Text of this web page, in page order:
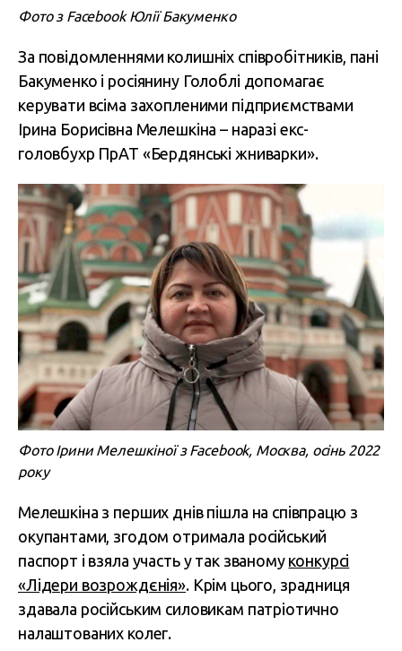
Фото з Facebook Юлії Бакуменко
За повідомленнями колишніх співробітників, пані
Бакуменко і росіянину Голоблі допомагає
керувати всіма захопленими підприємствами
Ірина Борисівна Мелешкіна – наразі екс-
головбухр ПрАТ «Бердянські жниварки».
Фото Ірини Мелешкіної з Facebook, Москва, осінь 2022
року
Мелешкіна з перших днів пішла на співпрацю з
окупантами, згодом отримала російський
паспорт і взяла участь у так званому конкурсі
«Лідери возрождєнія». Крім цього, зрадниця
здавала російським силовикам патріотично
налаштованих колег.